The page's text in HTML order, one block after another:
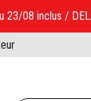
08 inclus /